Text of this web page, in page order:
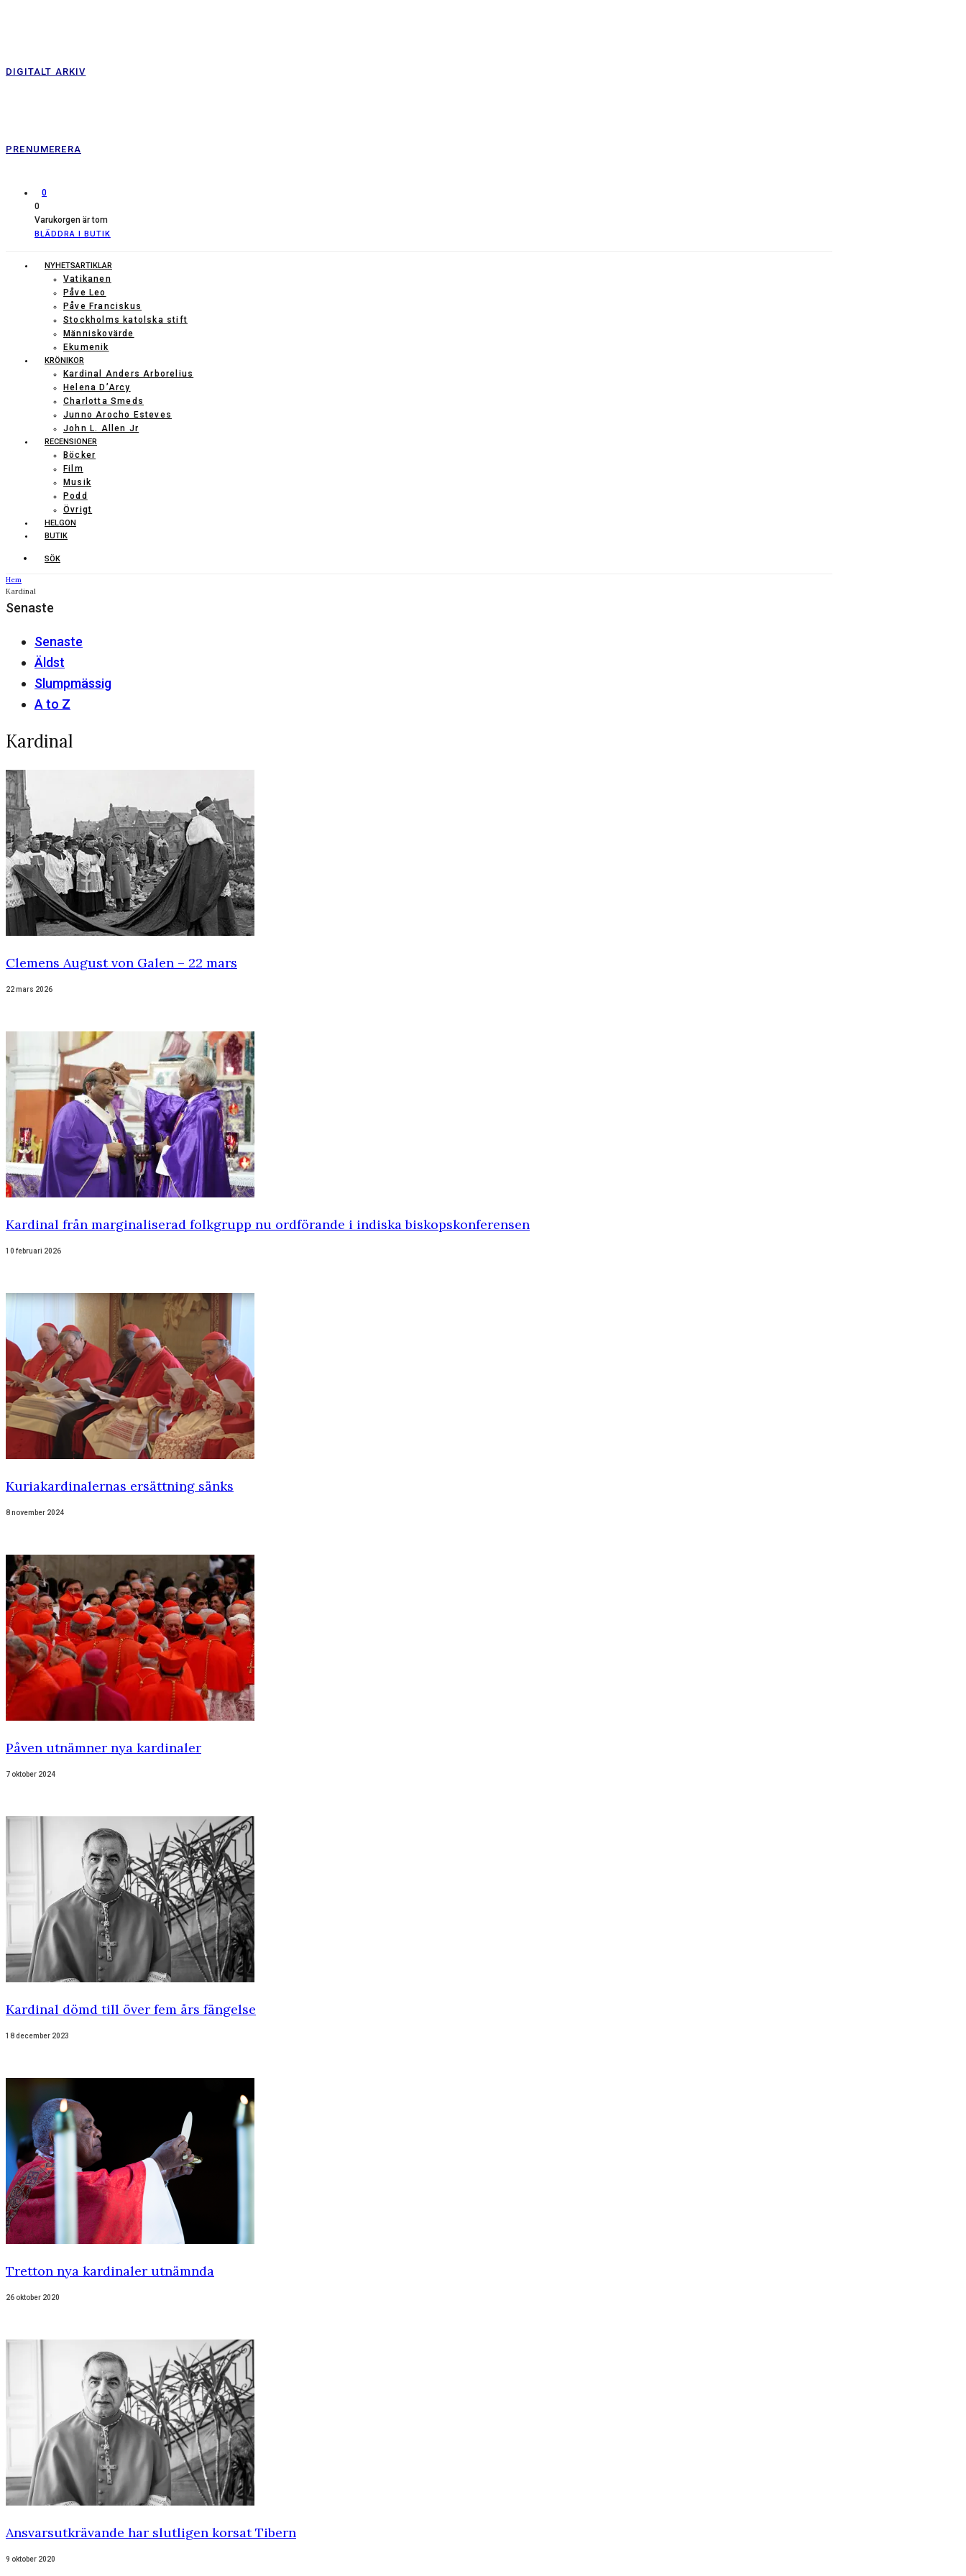
DIGITALT ARKIV
PRENUMERERA
0
0
Varukorgen är tom
BLÄDDRA I BUTIK
NYHETSARTIKLAR
Vatikanen
Påve Leo
Påve Franciskus
Stockholms katolska stift
Människovärde
Ekumenik
KRÖNIKOR
Kardinal Anders Arborelius
Helena D’Arcy
Charlotta Smeds
Junno Arocho Esteves
John L. Allen Jr
RECENSIONER
Böcker
Film
Musik
Podd
Övrigt
HELGON
BUTIK
SÖK
Hem
Kardinal
Senaste
Senaste
Äldst
Slumpmässig
A to Z
Kardinal
Clemens August von Galen – 22 mars
22 mars 2026
Kardinal från marginaliserad folkgrupp nu ordförande i indiska biskopskonferensen
10 februari 2026
Kuriakardinalernas ersättning sänks
8 november 2024
Påven utnämner nya kardinaler
7 oktober 2024
Kardinal dömd till över fem års fängelse
18 december 2023
Tretton nya kardinaler utnämnda
26 oktober 2020
Ansvarsutkrävande har slutligen korsat Tibern
9 oktober 2020